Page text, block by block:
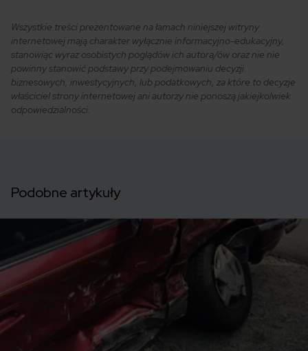
Wszystkie treści prezentowane na łamach niniejszej witryny
internetowej mają charakter wyłącznie informacyjno-edukacyjny,
stanowiąc wyraz osobistych poglądów ich autora/ów oraz nie nie
powinny stanowić podstawy przy podejmowaniu decyzji
biznesowych, inwestycyjnych, lub podatkowych, za które to decyzje
właściciel strony internetowej ani autorzy nie ponoszą jakiejkolwiek
odpowiedzialności.
Podobne artykuły